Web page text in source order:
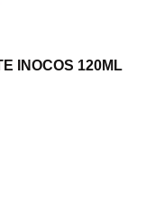
INOCOS 120ML